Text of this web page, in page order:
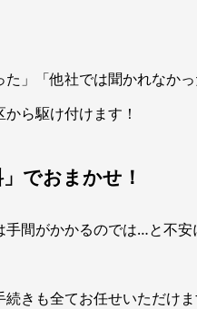
た」「他社では聞かれな
ら駆け付けます！
でおまかせ！
間がかかるのでは…と不安
きも全てお任せいただけま